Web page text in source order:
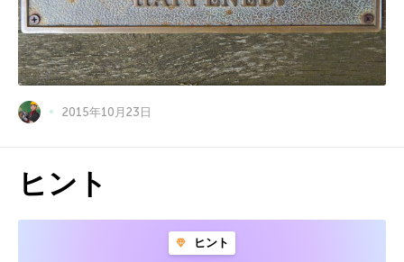
2015年10月23日
ヒント
ヒント